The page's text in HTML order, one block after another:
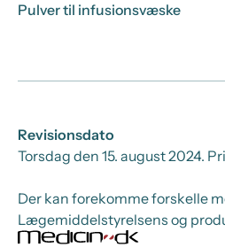
Pulver til infusionsvæske
Revisionsdato
Torsdag den 15. august 2024.
Der kan forekomme forskelle
Lægemiddelstyrelsens og